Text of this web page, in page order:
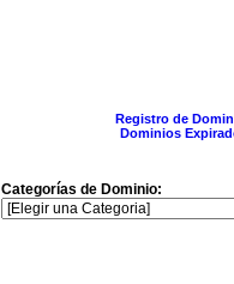
Registro de
Dominios
Categorías de Dominio: